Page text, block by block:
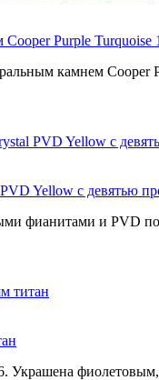
Purple
камнем Cooper
Yellow с девятью
фианитами и PVD
Украшена